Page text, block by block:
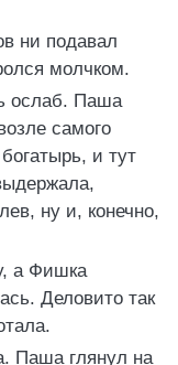
ни подавал
молчком.
ослаб. Паша
самого
и тут
ну и, конечно,
а Фишка
Деловито так
Паша глянул на